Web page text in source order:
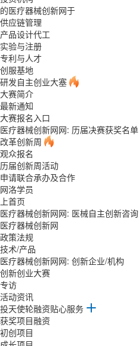
的医疗器械创新网于
供应链管理
产品设计代工
实验与注册
专利与人才
创服基地
研发自主创业大塞
大赛简介
最新通知
大赛报名入口
医疗器械创新网网: 历届决赛获奖名单
改革创新周
观众报名
历届创新周活动
申请联合承办及合作
网洛学员
上首页
医疗器械创新网网: 医械自主创新咨询
医疗器械创新网
政策法规
技术/产品
医疗器械创新网网: 创新企业/机构
创新创业大赛
专访
活动资讯
投天使轮融资贴心服务
获奖项目融资
初创项目